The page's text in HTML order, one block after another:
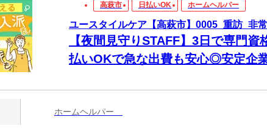
高萩市 日払いOK ホームヘルパー
ユースタイルケア【高萩市】0005_重訪_非
【夜間見守りSTAFF】3日で専門資
払いOKで急な出費も安心◎安定企
ホームヘルパー